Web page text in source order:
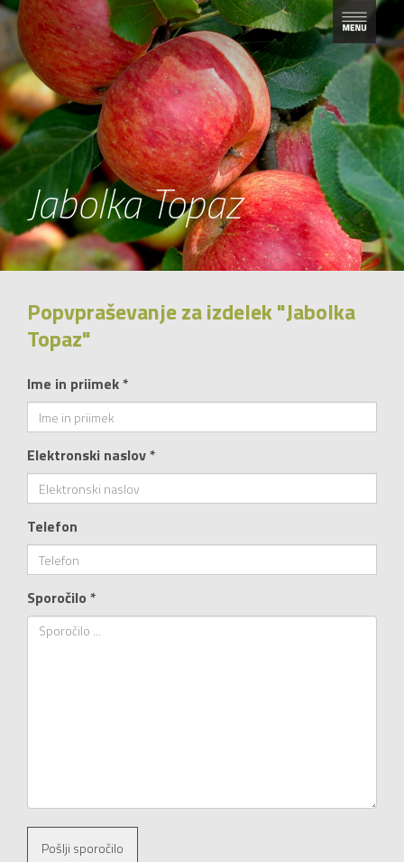
Jabolka Topaz
Popvpraševanje za izdelek "Jabolka
Topaz"
Ime in priimek *
Elektronski naslov *
Telefon
Sporočilo *
Pošlji sporočilo